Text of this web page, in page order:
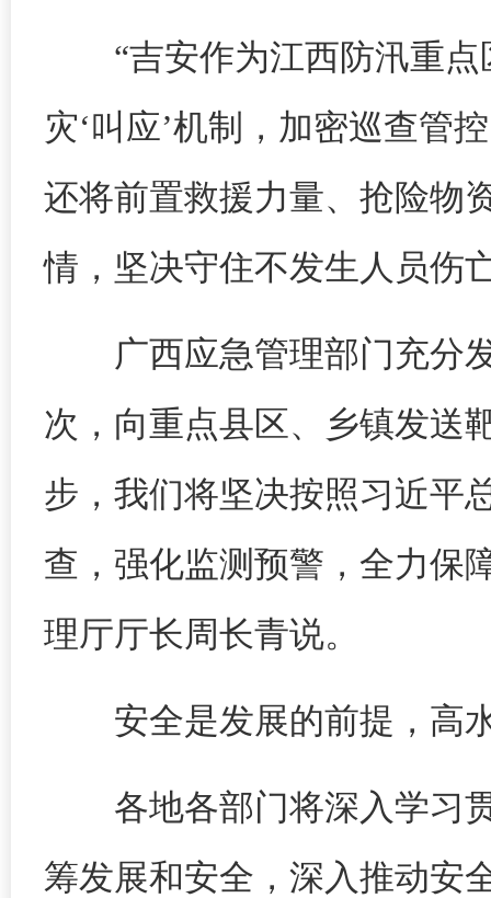
“吉安作为江西防汛重
灾‘叫应’机制，加密巡查管
还将前置救援力量、抢险物
情，坚决守住不发生人员伤
广西应急管理部门充分
次，向重点县区、乡镇发送
步，我们将坚决按照习近平
查，强化监测预警，全力保
理厅厅长周长青说。
安全是发展的前提，高
各地各部门将深入学习
筹发展和安全，深入推动安